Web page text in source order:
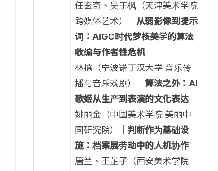
任玄奇、吴于枫（天津美术学院
跨媒体艺术）｜ 从弱影像到提示
词：AIGC时代梦核美学的算法
收编与作者性危机
林檎（宁波诺丁汉大学 音乐传
播与音乐戏剧）｜ 算法之外：AI
歌姬从生产到表演的文化表达
姚丽金（中国美术学院 美丽中
国研究院）｜ 判断作为基础设
施：档案展劳动中的人机协作
唐兰、王芷子（西安美术学院